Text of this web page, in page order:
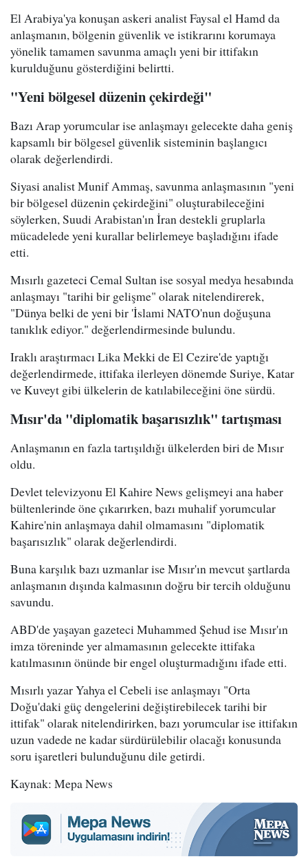
El Arabiya'ya konuşan askeri analist Faysal el Hamd da
anlaşmanın, bölgenin güvenlik ve istikrarını korumaya
yönelik tamamen savunma amaçlı yeni bir ittifakın
kurulduğunu gösterdiğini belirtti.
"Yeni bölgesel düzenin çekirdeği"
Bazı Arap yorumcular ise anlaşmayı gelecekte daha geniş
kapsamlı bir bölgesel güvenlik sisteminin başlangıcı
olarak değerlendirdi.
Siyasi analist Munif Ammaş, savunma anlaşmasının "yeni
bir bölgesel düzenin çekirdeğini" oluşturabileceğini
söylerken, Suudi Arabistan'ın İran destekli gruplarla
mücadelede yeni kurallar belirlemeye başladığını ifade
etti.
Mısırlı gazeteci Cemal Sultan ise sosyal medya hesabında
anlaşmayı "tarihi bir gelişme" olarak nitelendirerek,
"Dünya belki de yeni bir 'İslami NATO'nun doğuşuna
tanıklık ediyor." değerlendirmesinde bulundu.
Iraklı araştırmacı Lika Mekki de El Cezire'de yaptığı
değerlendirmede, ittifaka ilerleyen dönemde Suriye, Katar
ve Kuveyt gibi ülkelerin de katılabileceğini öne sürdü.
Mısır'da "diplomatik başarısızlık" tartışması
Anlaşmanın en fazla tartışıldığı ülkelerden biri de Mısır
oldu.
Devlet televizyonu El Kahire News gelişmeyi ana haber
bültenlerinde öne çıkarırken, bazı muhalif yorumcular
Kahire'nin anlaşmaya dahil olmamasını "diplomatik
başarısızlık" olarak değerlendirdi.
Buna karşılık bazı uzmanlar ise Mısır'ın mevcut şartlarda
anlaşmanın dışında kalmasının doğru bir tercih olduğunu
savundu.
ABD'de yaşayan gazeteci Muhammed Şehud ise Mısır'ın
imza töreninde yer almamasının gelecekte ittifaka
katılmasının önünde bir engel oluşturmadığını ifade etti.
Mısırlı yazar Yahya el Cebeli ise anlaşmayı "Orta
Doğu'daki güç dengelerini değiştirebilecek tarihi bir
ittifak" olarak nitelendirirken, bazı yorumcular ise ittifakın
uzun vadede ne kadar sürdürülebilir olacağı konusunda
soru işaretleri bulunduğunu dile getirdi.
Kaynak: Mepa News